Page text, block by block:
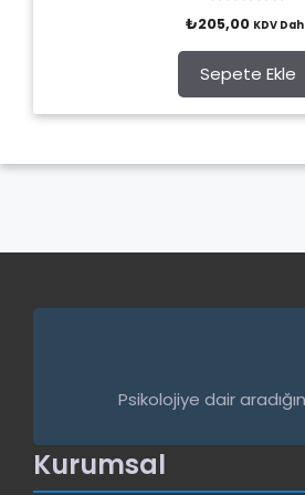
o
t
o
f
5
₺205,00 KDV
Sepete Ekle
Psikolojiye dair
Kurumsal